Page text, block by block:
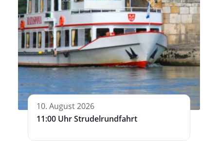
10. August 2026
11:00 Uhr Strudelrundfahrt